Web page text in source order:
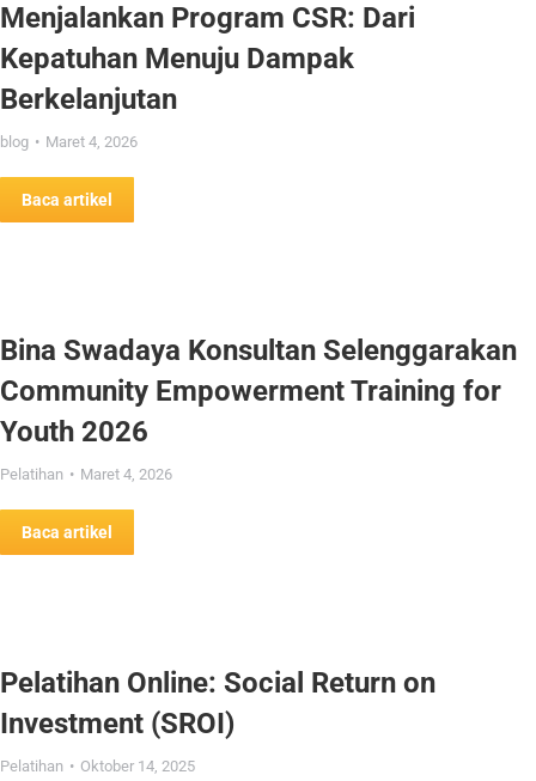
Menjalankan Program CSR: Dari
Kepatuhan Menuju Dampak
Berkelanjutan
blog Maret 4, 2026
Baca artikel
Bina Swadaya Konsultan Selenggarakan
Community Empowerment Training for
Youth 2026
Pelatihan Maret 4, 2026
Baca artikel
Pelatihan Online: Social Return on
Investment (SROI)
Pelatihan Oktober 14, 2025